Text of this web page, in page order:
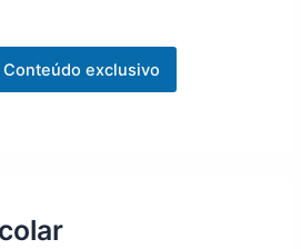
exclusivo